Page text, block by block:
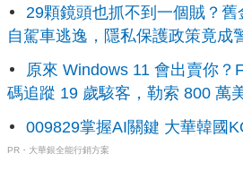
29顆鏡頭也抓不到一個賊？
自駕車逃逸，隱私保護政策竟成
原來 Windows 11 會出賣你？
碼追蹤 19 歲駭客，勒索 800 萬
009829掌握AI關鍵 大華韓國
PR・大華銀全能行銷方案